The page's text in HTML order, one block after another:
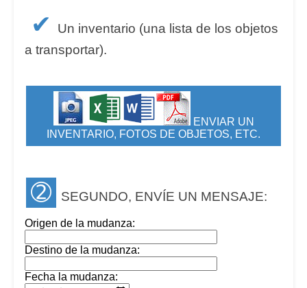
✔
Un inventario (una lista de los objetos
a transportar).
ENVIAR UN
INVENTARIO, FOTOS DE OBJETOS, ETC.
➁ SEGUNDO, ENVÍE UN MENSAJE:
Origen de la mudanza:
Destino de la mudanza:
Fecha la mudanza: